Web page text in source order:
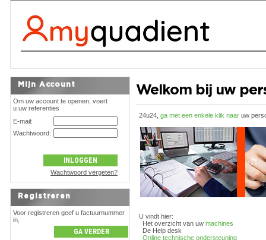
Mijn Account
Om uw account te openen, voert
u uw referenties
E-mail:
Wachtwoord:
Wachtwoord vergeten?
Registreren
Voor registreren geef u factuurnummer
in,
Welkom bij uw
24u24, ga met een enkele klik naar uw
U vindt hier:
Het overzicht van uw machines
De Help desk
Online technische ondersteuning